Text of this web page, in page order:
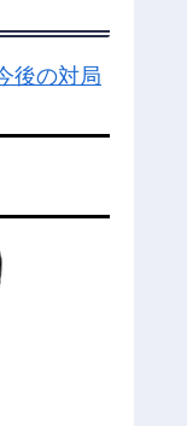
後の対局